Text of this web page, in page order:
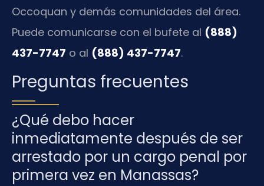
Occoquan y demás comunidades del área.
Puede comunicarse con el bufete al (888)
437-7747 o al (888) 437-7747.
Preguntas frecuentes
¿Qué debo hacer
inmediatamente después de ser
arrestado por un cargo penal por
primera vez en Manassas?